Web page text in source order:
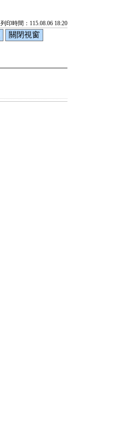
列印時間：115.08.06 18:20